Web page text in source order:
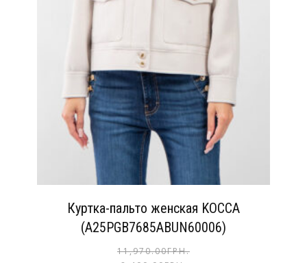
Куртка-пальто женская KOCCA
(A25PGB7685ABUN60006)
11,970.00ГРН.